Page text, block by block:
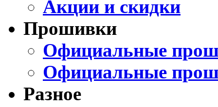
Акции и скидки
Прошивки
Официальные
Официальные
Разное